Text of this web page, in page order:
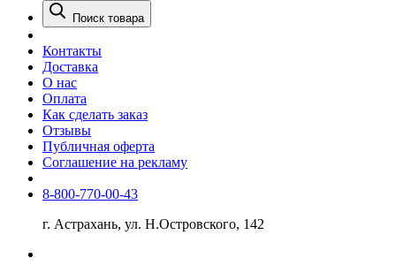
Поиск товара
Контакты
Доставка
О нас
Оплата
Как сделать заказ
Отзывы
Публичная оферта
Соглашение на рекламу
8-800-770-00-43
г. Астрахань, ул. Н.Островского, 142